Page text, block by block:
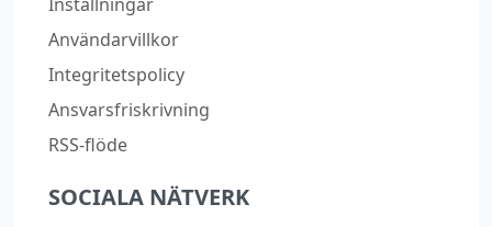
Användarvillkor
Integritetspolicy
Ansvarsfriskrivning
RSS-flöde
SOCIALA NÄTVERK